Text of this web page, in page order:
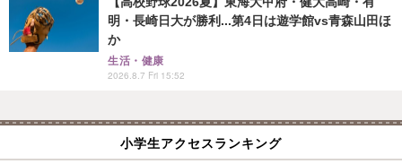
明・長崎日大が勝利...第4日は遊学館vs青森山田ほ
か
生活・健康
2026.8.7 Fri 15:52
小学生アクセスランキング